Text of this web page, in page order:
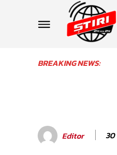
BREAKING NEWS:
Editor 30